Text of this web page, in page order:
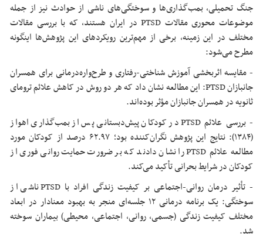
جنگ تحمیلی، بمب‌گذاری‌ها و سوختگی‌های ناشی از حوادث نیز از جمله
موضوعات محوری مقالات PTSD در ایران هستند، که با بررسی مقالات
مختلف در این زمینه، برخی از مهم‌ترین رویکردهای این پژوهش‌ها اینگونه
مطرح می‌شود:
- مقایسه اثربخشی آموزش شناختی-رفتاری و طرح‌واره‌درمانی برای همسران
جانبازان PTSD: این مطالعه نشان داد که هر دو روش در کاهش علائم ترومای
ثانویه در همسران جانبازان مؤثر بوده‌اند.
- بررسی علائم PTSD در کودکان پیش‌دبستانی پس از بمب‌گذاری اهواز
(۱۳۸۴): نتایج این پژوهش نگران‌کننده بود؛ ۶۲.۹۷ درصد از کودکان مورد
مطالعه علائم PTSD را نشان دادند که بر ضرورت حمایت روانی فوری از
کودکان در شرایط بحرانی تأکید می‌کند.
- تأثیر درمان روانی-اجتماعی بر کیفیت زندگی افراد با PTSD ناشی از
سوختگی: یک برنامه درمانی ۱۲ جلسه‌ای منجر به بهبود معنادار در ابعاد
مختلف کیفیت زندگی (جسمی، روانی، اجتماعی، محیطی) بیماران سوخته
شد.